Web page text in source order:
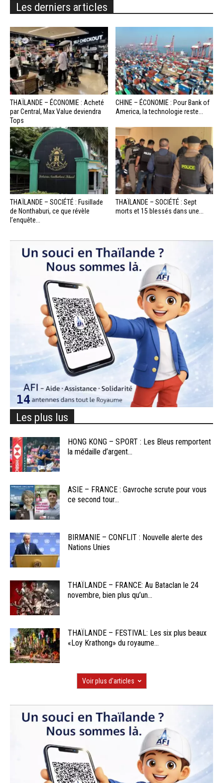
Les derniers articles
THAÏLANDE – ÉCONOMIE : Acheté
par Central, Max Value deviendra
Tops
CHINE – ÉCONOMIE : Pour Bank of
America, la technologie reste...
THAÏLANDE – SOCIÉTÉ : Fusillade
de Nonthaburi, ce que révèle
l’enquête...
THAÏLANDE – SOCIÉTÉ : Sept
morts et 15 blessés dans une...
Les plus lus
HONG KONG – SPORT : Les Bleus remportent
la médaille d’argent...
ASIE – FRANCE : Gavroche scrute pour vous
ce second tour...
BIRMANIE – CONFLIT : Nouvelle alerte des
Nations Unies
THAÏLANDE – FRANCE: Au Bataclan le 24
novembre, bien plus qu’un...
THAÏLANDE – FESTIVAL: Les six plus beaux
«Loy Krathong» du royaume...
Voir plus d'articles